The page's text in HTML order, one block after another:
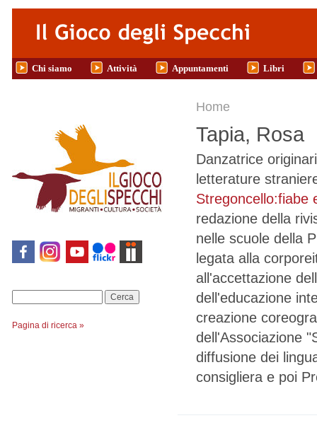
Salta al contenuto principale
Chi siamo Attività Appuntamenti Libri
Pagina di ricerca »
Tu sei qui
Home
Tapia, Rosa
Danzatrice
letterature
Stregoncello:fiabe
redazione della
nelle scuole della
legata alla
all'accettazione
dell'educazione
creazione
dell'Associazione
diffusione dei
consigliera e poi